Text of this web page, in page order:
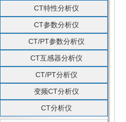
CT特性分析仪
CT参数分析仪
CT/PT参数分析仪
CT互感器分析仪
CT/PT分析仪
变频CT分析仪
CT分析仪